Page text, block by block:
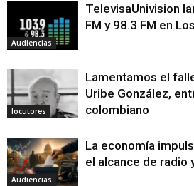
Audiencias
TelevisaUnivision
FM y 98.3 FM en
locutores
Lamentamos el
Uribe González,
colombiano
Audiencias
La economía
el alcance de radio